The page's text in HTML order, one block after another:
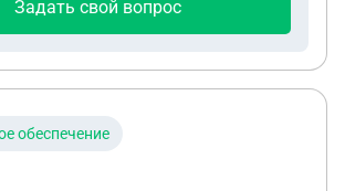
Задать свой вопрос
обеспечение